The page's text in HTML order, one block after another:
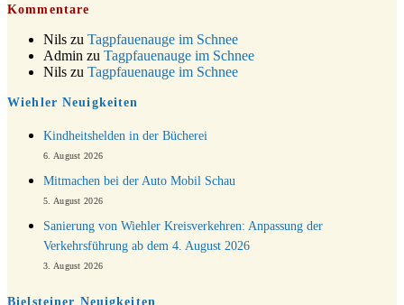
31.12.
Gottesdienst zu Silvester in der Kirche um 18:00 Uhr
Kommentare
Nils zu Tagpfauenauge im Schnee
Admin zu Tagpfauenauge im Schnee
Nils zu Tagpfauenauge im Schnee
Wiehler Neuigkeiten
Kindheitshelden in der Bücherei
6. August 2026
Mitmachen bei der Auto Mobil Schau
5. August 2026
Sanierung von Wiehler Kreisverkehren: Anpassung der
Verkehrsführung ab dem 4. August 2026
3. August 2026
Bielsteiner Neuigkeiten